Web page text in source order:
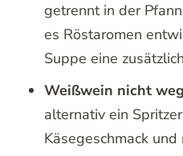
getrennt in der
es Röstaromen
Suppe eine
Weißwein nicht
alternativ ein
Käsegeschmack